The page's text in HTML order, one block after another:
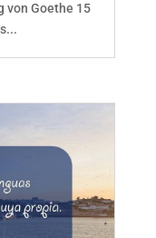
von Goethe 15